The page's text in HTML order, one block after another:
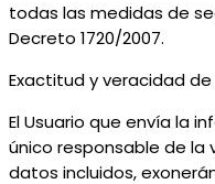
todas las medidas de
Decreto 1720/2007.
Exactitud y veracidad
El Usuario que envía la
único responsable de la
datos incluidos,